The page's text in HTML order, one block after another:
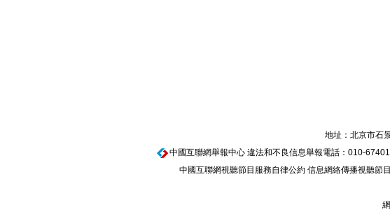
地址：北京市石
中國互聯網舉報中心違法和不良信息舉報電話：010-
中國互聯網視聽節目服務自律公約信息網絡傳播視聽節